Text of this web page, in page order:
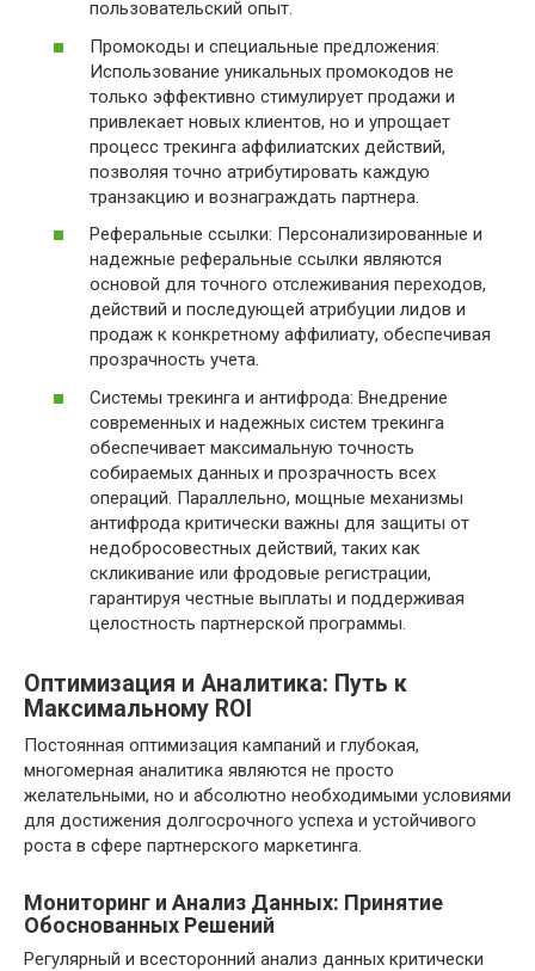
пользовательский опыт.
Промокоды и специальные предложения:
Использование уникальных промокодов не
только эффективно стимулирует продажи и
привлекает новых клиентов, но и упрощает
процесс трекинга аффилиатских действий,
позволяя точно атрибутировать каждую
транзакцию и вознаграждать партнера.
Реферальные ссылки: Персонализированные и
надежные реферальные ссылки являются
основой для точного отслеживания переходов,
действий и последующей атрибуции лидов и
продаж к конкретному аффилиату, обеспечивая
прозрачность учета.
Системы трекинга и антифрода: Внедрение
современных и надежных систем трекинга
обеспечивает максимальную точность
собираемых данных и прозрачность всех
операций. Параллельно, мощные механизмы
антифрода критически важны для защиты от
недобросовестных действий, таких как
скликивание или фродовые регистрации,
гарантируя честные выплаты и поддерживая
целостность партнерской программы.
Оптимизация и Аналитика: Путь к
Максимальному ROI
Постоянная оптимизация кампаний и глубокая,
многомерная аналитика являются не просто
желательными, но и абсолютно необходимыми условиями
для достижения долгосрочного успеха и устойчивого
роста в сфере партнерского маркетинга.
Мониторинг и Анализ Данных: Принятие
Обоснованных Решений
Регулярный и всесторонний анализ данных критически